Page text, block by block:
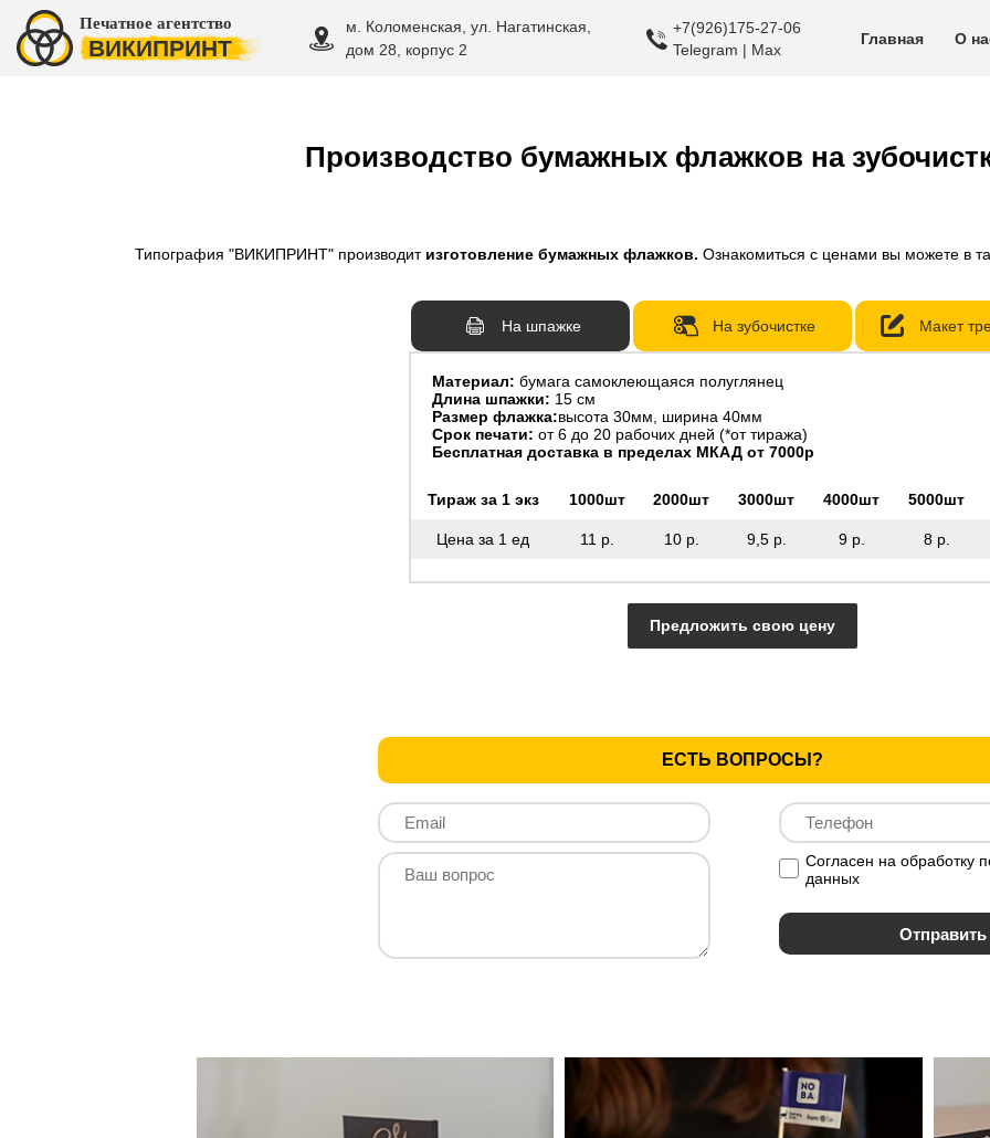
Печатное агентство
ВИКИПРИНТ
м. Коломенская, ул. Нагатинская,
дом 28, корпус 2
+7(926)175-27-06
Telegram | Max
Главная О
Производство бумажных флажков на
Типография "ВИКИПРИНТ" производит изготовление бумажных флажков. Ознакомиться с ценами вы можете в
На шпажке На зубочистке Макет
Материал: бумага самоклеющаяся полуглянец
Длина шпажки: 15 см
Размер флажка:высота 30мм, ширина 40мм
Cрок печати: от 6 до 20 рабочих дней (*от тиража)
Бесплатная доставка в пределах МКАД от 7000р
Тираж за 1 экз 1000шт 2000шт 3000шт 4000шт 5000шт
Цена за 1 ед 11 р. 10 р. 9,5 р. 9 р. 8 р.
Предложить свою цену
ЕСТЬ ВОПРОСЫ?
Согласен на обработку
данных